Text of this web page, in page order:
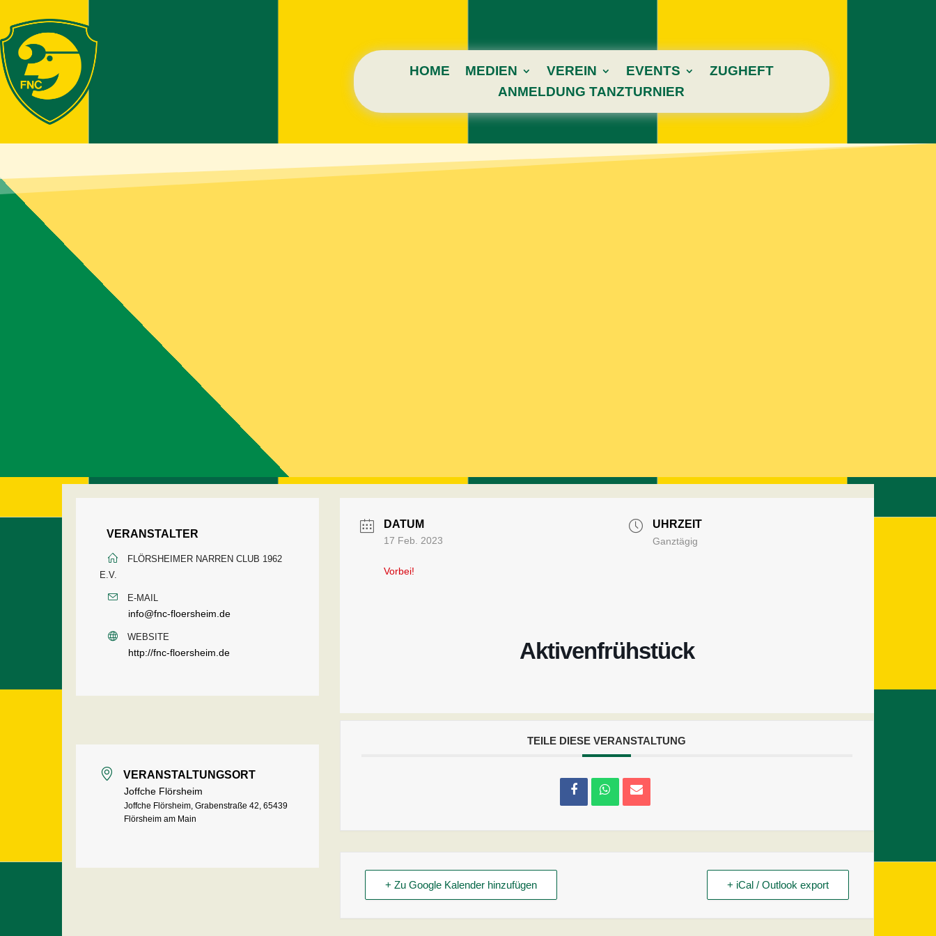
HOME MEDIEN VEREIN EVENTS
ZUGHEFT
ANMELDUNG TANZTURNIER
VERANSTALTER
FLÖRSHEIMER NARREN CLUB 1962
E.V.
E-MAIL
info@fnc-floersheim.de
WEBSITE
http://fnc-floersheim.de
VERANSTALTUNGSORT
Joffche Flörsheim
Joffche Flörsheim, Grabenstraße 42, 65439
Flörsheim am Main
DATUM
17 Feb. 2023
Vorbei!
UHRZEIT
Ganztägig
Aktivenfrühstück
TEILE DIESE VERANSTALTUNG
+ Zu Google Kalender hinzufügen + iCal / Outlook export